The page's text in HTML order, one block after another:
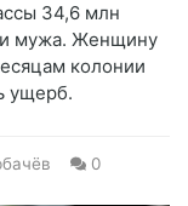
34,6 млн
мужа. Женщину
колонии
ущерб.
0